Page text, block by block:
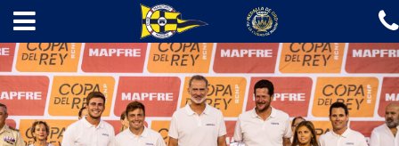
✖
EL CLUB
ESCUELAS
REGATAS